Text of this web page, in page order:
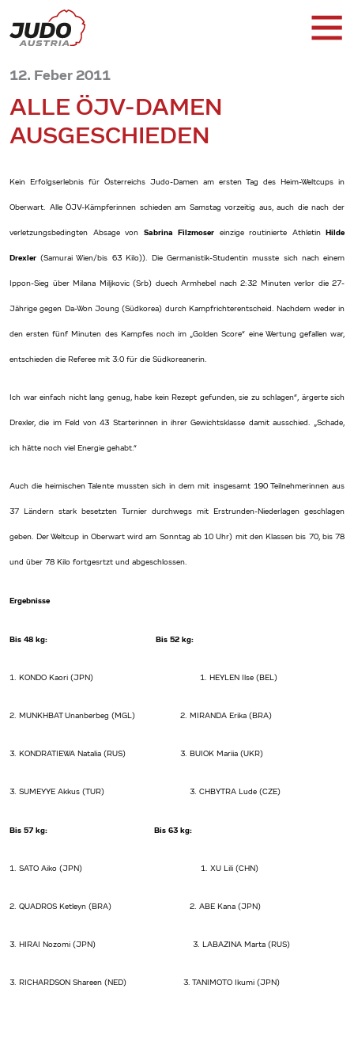
12. Feber 2011
ALLE ÖJV-DAMEN
AUSGESCHIEDEN
Kein Erfolgserlebnis für Österreichs Judo-Damen am ersten Tag des Heim-Weltcups in
Oberwart. Alle ÖJV-Kämpferinnen schieden am Samstag vorzeitig aus, auch die nach der
verletzungsbedingten Absage von Sabrina Filzmoser einzige routinierte Athletin Hilde
Drexler (Samurai Wien/bis 63 Kilo)). Die Germanistik-Studentin musste sich nach einem
Ippon-Sieg über Milana Miljkovic (Srb) duech Armhebel nach 2:32 Minuten verlor die 27-
Jährige gegen Da-Won Joung (Südkorea) durch Kampfrichterentscheid. Nachdem weder in
den ersten fünf Minuten des Kampfes noch im „Golden Score“ eine Wertung gefallen war,
entschieden die Referee mit 3:0 für die Südkoreanerin.
Ich war einfach nicht lang genug, habe kein Rezept gefunden, sie zu schlagen“, ärgerte sich
Drexler, die im Feld von 43 Starterinnen in ihrer Gewichtsklasse damit ausschied. „Schade,
ich hätte noch viel Energie gehabt.“
Auch die heimischen Talente mussten sich in dem mit insgesamt 190 Teilnehmerinnen aus
37 Ländern stark besetzten Turnier durchwegs mit Erstrunden-Niederlagen geschlagen
geben. Der Weltcup in Oberwart wird am Sonntag ab 10 Uhr) mit den Klassen bis 70, bis 78
und über 78 Kilo fortgesrtzt und abgeschlossen.
Ergebnisse
Bis 48 kg: Bis 52 kg:
1. KONDO Kaori (JPN) 1. HEYLEN Ilse (BEL)
2. MUNKHBAT Unanberbeg (MGL) 2. MIRANDA Erika (BRA)
3. KONDRATIEWA Natalia (RUS) 3. BUIOK Mariia (UKR)
3. SUMEYYE Akkus (TUR) 3. CHBYTRA Lude (CZE)
Bis 57 kg: Bis 63 kg:
1. SATO Aiko (JPN) 1. XU Lili (CHN)
2. QUADROS Ketleyn (BRA) 2. ABE Kana (JPN)
3. HIRAI Nozomi (JPN) 3. LABAZINA Marta (RUS)
3. RICHARDSON Shareen (NED) 3. TANIMOTO Ikumi (JPN)